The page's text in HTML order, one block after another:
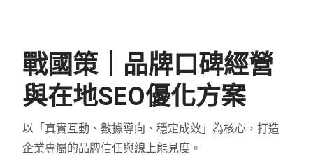
戰國策｜品牌口碑經營
與在地SEO優化方案
以「真實互動、數據導向、穩定成效」為核心，打造
企業專屬的品牌信任與線上能見度。